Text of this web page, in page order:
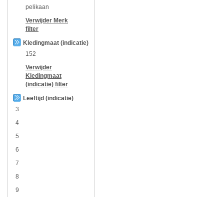
pelikaan
Verwijder Merk
filter
Kledingmaat (indicatie)
152
Verwijder
Kledingmaat
(indicatie) filter
Leeftijd (indicatie)
3
4
5
6
7
8
9